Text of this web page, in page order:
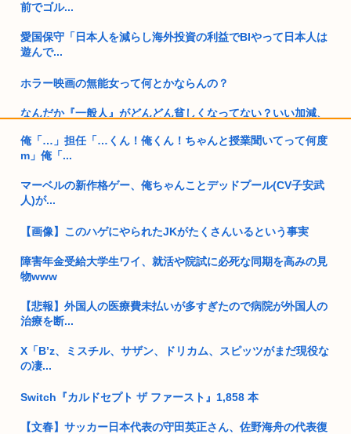
前でゴル...
愛国保守「日本人を減らし海外投資の利益でBIやって日本人は
遊んで...
ホラー映画の無能女って何とかならんの？
なんだか『一般人』がどんどん貧しくなってない？いい加減、
高市早苗の消費税減税、93%が「賛成」www
ロシア軍、キエフ州にある物流倉庫総面積の50%以上を破壊し
てしま...
向かいのアパートの部屋の男が窓を開けて繰り返しオ●ニー 40
国家情報局のスパイ通報フォーム、マイクロソフト365だった
【人類滅亡】テスト中のAIの脱走が相次ぐ。今度は中国AI
35歳私、>>5で処女捧げます
高市首相、出張マッサージへ
俺「…」担任「…くん！俺くん！ちゃんと授業聞いてって何度
m」俺「...
マーベルの新作格ゲー、俺ちゃんことデッドプール(CV子安武
人)が...
【画像】このハゲにやられたJKがたくさんいるという事実
障害年金受給大学生ワイ、就活や院試に必死な同期を高みの見
物www
【悲報】外国人の医療費未払いが多すぎたので病院が外国人の
治療を断...
X「B’z、ミスチル、サザン、ドリカム、スピッツがまだ現役な
の凄...
Switch『カルドセプト ザ ファースト』1,858 本
【文春】サッカー日本代表の守田英正さん、佐野海舟の代表復